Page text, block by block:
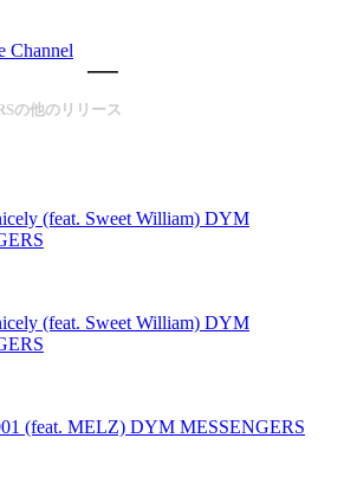
の他のリリース
(feat. Sweet William) DYM
(feat. Sweet William) DYM
(feat. MELZ) DYM MESSENGERS